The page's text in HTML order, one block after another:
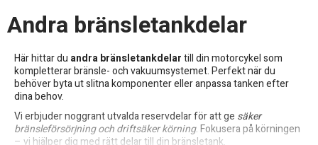
Andra bränsletankdelar
Här hittar du andra bränsletankdelartill din motorcykel som
kompletterar bränsle- och vakuumsystemet. Perfekt när du
behöver byta ut slitna komponenter eller anpassa tanken efter
dina behov.
Vi erbjuder noggrant utvalda reservdelar för att ge säker
bränsleförsörjning och driftsäker körning. Fokusera på körningen
– vi hjälper dig med rätt delar till din bränsletank.